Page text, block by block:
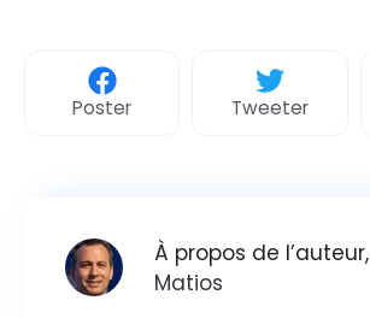
Poster Tweeter
À propos de l’auteur,
Matios